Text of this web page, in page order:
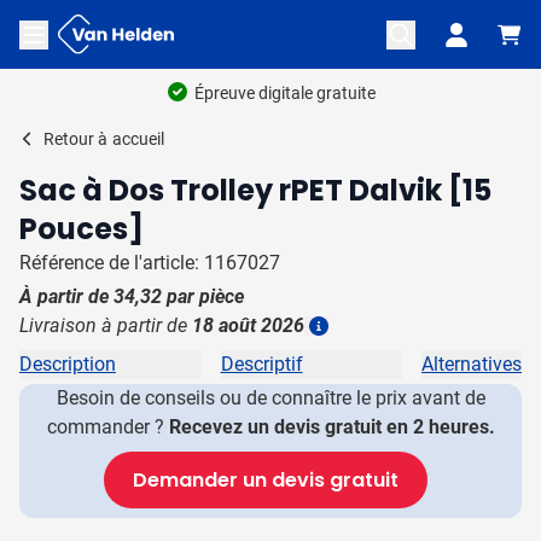
Aller au contenu
Ouvrir le menu
Épreuve digitale gratuite
Retour à accueil
Sac à Dos Trolley rPET Dalvik [15
Pouces]
Référence de l'article: 1167027
À partir de 34,32 par pièce
Livraison à partir de 18 août 2026
Description Descriptif
Alternatives
Besoin de conseils ou de connaître le prix avant de
commander ? Recevez un devis gratuit en 2 heures.
Demander un devis gratuit